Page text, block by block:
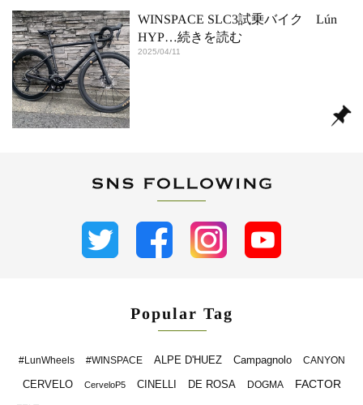
WINSPACE SLC3試乗バイク Lún
HYP…続きを読む
2025/04/11
Popular Tag
#LunWheels #WINSPACE ALPE D'HUEZ Campagnolo CANYON
CERVELO CerveloP5 CINELLI DE ROSA DOGMA FACTOR